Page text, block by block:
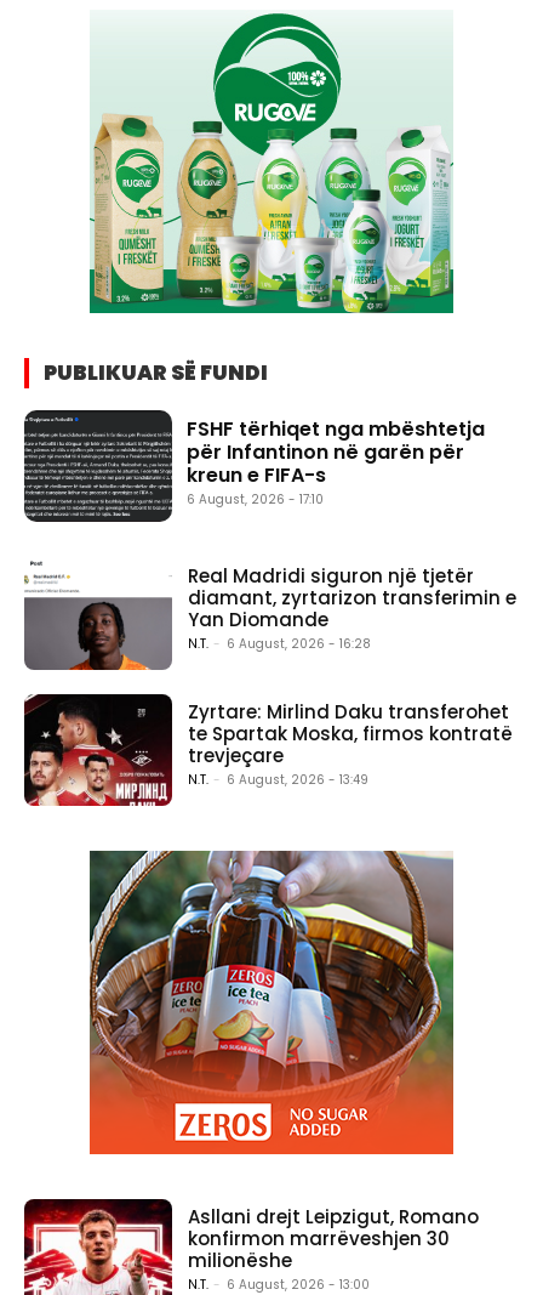
PUBLIKUAR SË FUNDI
FSHF tërhiqet nga mbështetja
për Infantinon në garën për
kreun e FIFA-s
6 August, 2026 - 17:10
Real Madridi siguron një tjetër
diamant, zyrtarizon transferimin e
Yan Diomande
N.T. - 6 August, 2026 - 16:28
Zyrtare: Mirlind Daku transferohet
te Spartak Moska, firmos kontratë
trevjeçare
N.T. - 6 August, 2026 - 13:49
Asllani drejt Leipzigut, Romano
konfirmon marrëveshjen 30
milionëshe
N.T. - 6 August, 2026 - 13:00